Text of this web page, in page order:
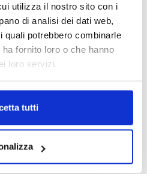
utilizza il nostro sito con i
di analisi dei dati web,
quali potrebbero combinarle
fornito loro o che hanno
loro servizi.
tutti